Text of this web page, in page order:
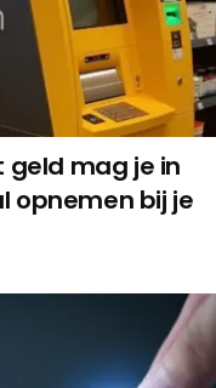
geld mag je in
opnemen bij je